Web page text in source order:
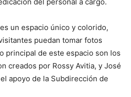
del personal a cargo.
un espacio único y colorido,
puedan tomar fotos
principal de este espacio son los
creados por Rossy Avitia, y José
apoyo de la Subdirección de